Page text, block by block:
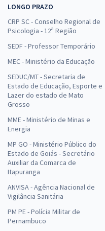
LONGO PRAZO
CRP SC - Conselho Regional de
Psicologia - 12ª Região
SEDF - Professor Temporário
MEC - Ministério da Educação
SEDUC/MT - Secretaria de
Estado de Educação, Esporte e
Lazer do estado de Mato
Grosso
MME - Ministério de Minas e
Energia
MP GO - Ministério Público do
Estado de Goiás - Secretário
Auxiliar da Comarca de
Itapuranga
ANVISA - Agência Nacional de
Vigilância Sanitária
PM PE - Polícia Militar de
Pernambuco